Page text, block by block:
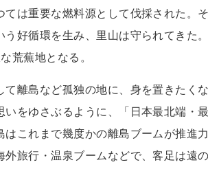
ては重要な燃料源として伐採された。
う好循環を生み、里山は守られてきた
荒蕪地となる。
離島など孤独の地に、身を置きたく
をゆさぶるように、「日本最北端・
はこれまで幾度かの離島ブームが推進
外旅行・温泉ブームなどで、客足は遠